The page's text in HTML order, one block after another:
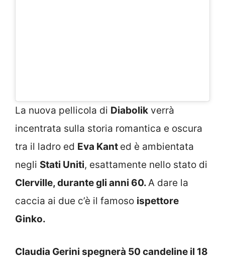
La nuova pellicola di Diabolik verrà
incentrata sulla storia romantica e oscura
tra il ladro ed Eva Kant ed è ambientata
negli Stati Uniti, esattamente nello stato di
Clerville, durante gli anni 60.A dare la
caccia ai due c’è il famoso ispettore
Ginko.
Claudia Gerini spegnerà 50 candeline il 18